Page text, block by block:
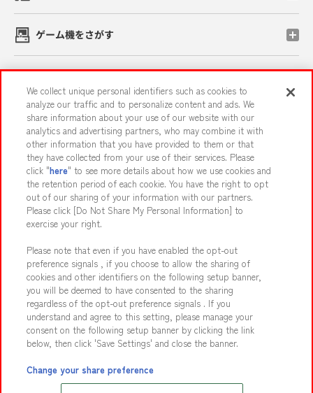
ゲーム機をさがす
イベント・キャンペーン
関連会社 サステナビリティ サイトポリシー
プライバシーポリシー ウェブアクセシビリティ方針と検証結果
お取引先さまとともに
カスタマーハラスメント対応方針 よくあるご質問・お問い合わせ
©Bandai Namco Amusement Inc.
©Bandai Namco Amusement Lab Inc.
We collect unique personal identifiers such as cookies to
analyze our traffic and to personalize content and ads. We
share information about your use of our website with our
analytics and advertising partners, who may combine it with
other information that you have provided to them or that
they have collected from your use of their services. Please
click "here" to see more details about how we use cookies and
the retention period of each cookie. You have the right to opt
out of our sharing of your information with our partners.
Please click [Do Not Share My Personal Information] to
exercise your right.
Please note that even if you have enabled the opt-out
preference signals , if you choose to allow the sharing of
cookies and other identifiers on the following setup banner,
you will be deemed to have consented to the sharing
regardless of the opt-out preference signals . If you
understand and agree to this setting, please manage your
consent on the following setup banner by clicking the link
below, then click 'Save Settings' and close the banner.
Change your share preference